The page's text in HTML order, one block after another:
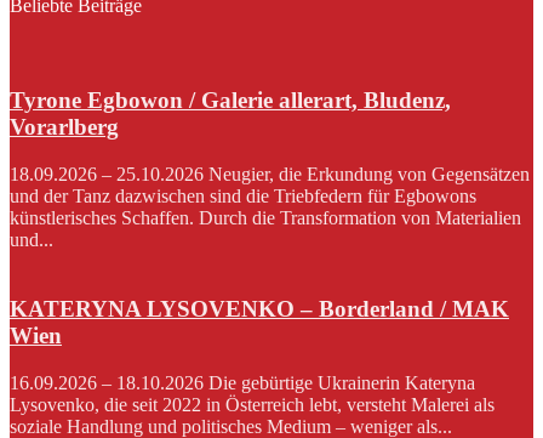
Beliebte Beiträge
Tyrone Egbowon / Galerie allerart, Bludenz,
Vorarlberg
18.09.2026 – 25.10.2026 Neugier, die Erkundung von Gegensätzen
und der Tanz dazwischen sind die Triebfedern für Egbowons
künstlerisches Schaffen. Durch die Transformation von Materialien
und...
KATERYNA LYSOVENKO – Borderland / MAK
Wien
16.09.2026 – 18.10.2026 Die gebürtige Ukrainerin Kateryna
Lysovenko, die seit 2022 in Österreich lebt, versteht Malerei als
soziale Handlung und politisches Medium – weniger als...